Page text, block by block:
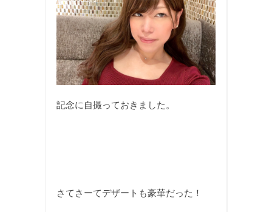
記念に自撮っておきました。
さてさーてデザートも豪華だった！